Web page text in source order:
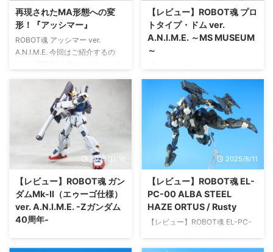
（黒）でした！店頭ではだいぶガ
ンプラの在庫が増えてきましたけ
ど、やっぱUC系の機体はまだ購
入しづらい状態が続いています
ね。 リックディアスはその代表
A.N.I.M.E.版のGディフェンサー
を予約済、Gディフェンサーの出
来がどうなるか気になるところで
はあります ...
再現されたMA形態への変
形！『アッシマー』
ROBOT魂 アッシマー ver.
A.N.I.M.E. 今回はご紹介するの
A.N.I.M.E. ROBOT魂 メッサーラ
の予約は完了したが、プレバンで
継続していくことになりそうな感
じに一安心。 HG版のアッシマー
は手に入らないが、僕らには
ROBOT魂がある！ ということ
で、一般販売ではなくプレバンで
は、予約時も混乱することなく欲
しい人はゲットできたかと。 こ
れ、ほんと買ったよかったです！
ちょっと高いけど・ ...
【レビュー】ROBOT魂 プロ
トタイプ・ドム ver.
A.N.I.M.E. ～MS MUSEUM
～
イプ・ドム ver. A.N.I.M.E. ～MS
MUSEUM～ 今回はご紹介するの
は、『機動戦士ガンダム』より
ROBOT魂 プロトタイプ・ドム
ver. A.N.I.M.E. ～MS MUSEUM
～！ ROBOT魂で新たに展開して
いるMS ミュージアムの第二弾に
なります。 このシリーズ、購入
するのは初めてで第一弾と第三弾
は見送っています。しかし、第二
弾はプロトタイプ・ドムという
中々レアなチョイスだったので、
購入に至っています。 プロトタ
...
2025/11/16
【レビュー】ROBOT魂 ガン
ダムMk-II（エゥーゴ仕様）
ver. A.N.I.M.E. -Zガンダム
40周年-
Mk-II（エゥーゴ仕様） ver.
2025/8/11
【レビュー】ROBOT魂 EL-
PC-00 ALBA STEEL
HAZE ORTUS / Rusty
【レビュー】ROBOT魂 EL-PC-
Rusty 今回はご紹介するのは、ゲ